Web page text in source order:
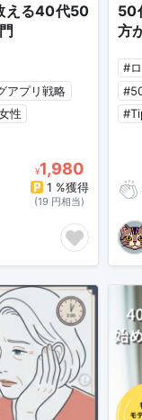
える40代50
アプリ戦略
性
¥1,980
1 %獲得
(19 円相当)
50
方
#